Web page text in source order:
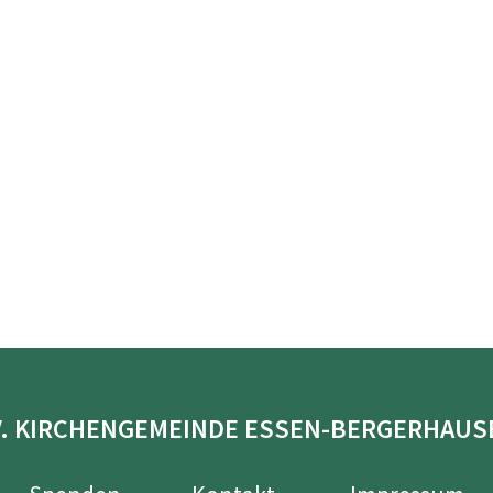
KIRCHENGEMEINDE ESSEN-